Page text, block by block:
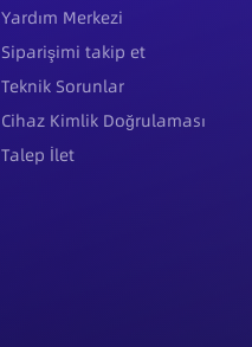
Yardım Merkezi
Siparişimi takip et
Teknik Sorunlar
Cihaz Kimlik Doğrulaması
Talep İlet